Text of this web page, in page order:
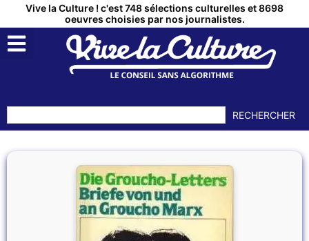
Vive la Culture ! c'est 748 sélections culturelles et 8698
oeuvres choisies par nos journalistes.
RECHERCHER